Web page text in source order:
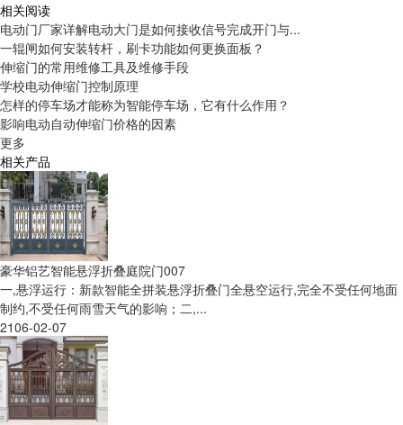
相关阅读
电动门厂家详解电动大门是如何接收信号完成开门与...
一辊闸如何安装转杆，刷卡功能如何更换面板？
伸缩门的常用维修工具及维修手段
学校电动伸缩门控制原理
怎样的停车场才能称为智能停车场，它有什么作用？
影响电动自动伸缩门价格的因素
更多
相关产品
豪华铝艺智能悬浮折叠庭院门007
一,悬浮运行：新款智能全拼装悬浮折叠门全悬空运行,完全不受任何地面
制约,不受任何雨雪天气的影响；二,...
2106-02-07